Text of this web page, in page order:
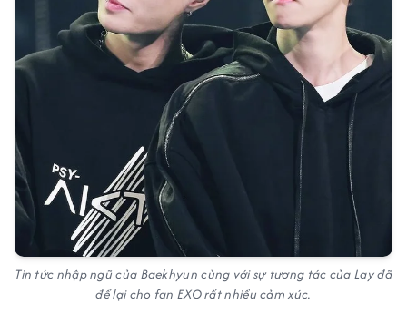
Tin tức nhập ngũ của Baekhyun cùng với sự tương tác của Lay đã
để lại cho fan EXO rất nhiều cảm xúc.